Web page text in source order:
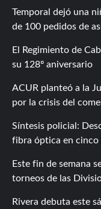
Temporal dejó una
de 100 pedidos de
El Regimiento de
su 128º aniversario
ACUR planteó a la
por la crisis del
Síntesis policial:
fibra óptica en cinco
Este fin de semana
torneos de las
Rivera debuta este